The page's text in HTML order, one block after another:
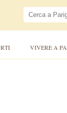
VIVERE A